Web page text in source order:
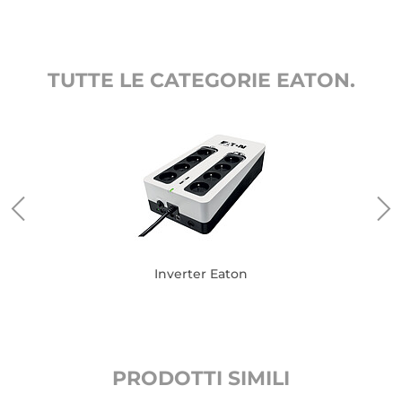
TUTTE LE CATEGORIE EATON.
Inverter Eaton
PRODOTTI SIMILI